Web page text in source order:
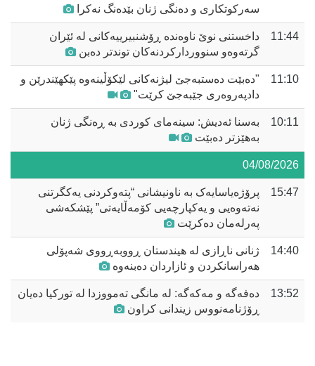
سەرکوتکاری و دەنگی ژنان بێدەنگ نەکرا
11:44
داخستنی نوێ ناوەندە ڕۆشنبیرییەکانی لە ئێران
گرتەوەو سنووردارکردنەکان توندتر دەبن
11:10
"دەبێت دەستبەجێ لیژنەکانی لێکۆڵینەوە پێکهێندرێن و
دادپەروەری جێبەجێ کرێت"
10:11
بەسنا ئەدیش: سینەمای کوردی بە ڕەنگی ژنان
بەهێزتر دەبێت
04/08/2026
15:47
پرۆژەیاسایەک بە ناونیشانی “پتەوکردنی یەکگرتنی
نەتەوەیی و یەکپارچەیی کۆمەڵایەتی” پێشکەشی
پەرلەمان دەکرێت
14:40
ژنانی ناڕازی لە هیندستان ڕووبەڕووی شەپۆلی
هەراسانکردن و ئازاردان دەبنەوە
13:52
دەفەگە و مەکەگە: لە مانگی تەمووزدا لە تورکیا دەیان
ڕۆژنامەنووس زیندانی کراون